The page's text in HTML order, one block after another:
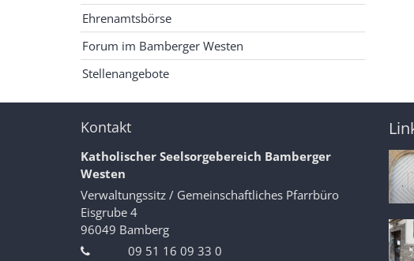
Ehrenamtsbörse
Forum im Bamberger Westen
Stellenangebote
Kontakt
Katholischer Seelsorgebereich Bamberger
Westen
Verwaltungssitz / Gemeinschaftliches Pfarrbüro
Eisgrube 4
96049 Bamberg
09 51 16 09 33 0